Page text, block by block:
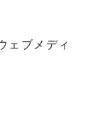
ェブメディ